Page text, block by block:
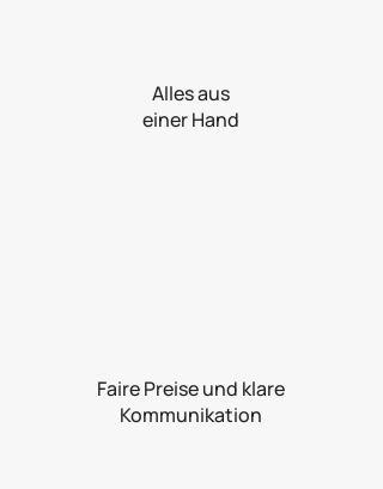
Alles aus
einer Hand
Faire Preise und klare
Kommunikation